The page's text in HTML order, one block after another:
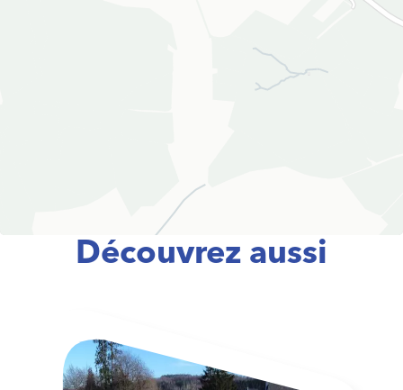
Découvrez aussi